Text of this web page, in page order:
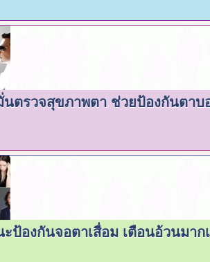
นตรวจสุขภาพตา ช่วยป้องกันตา
ะป้องกันจอตาเสื่อม เตือนอ้วนมาก